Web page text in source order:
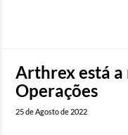
Arthrex está
Operações
25 de Agosto de 2022